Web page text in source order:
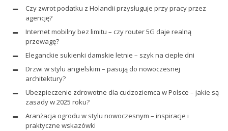
Czy zwrot podatku z Holandii przysługuje przy pracy przez
agencję?
Internet mobilny bez limitu – czy router 5G daje realną
przewagę?
Eleganckie sukienki damskie letnie – szyk na ciepłe dni
Drzwi w stylu angielskim – pasują do nowoczesnej
architektury?
Ubezpieczenie zdrowotne dla cudzoziemca w Polsce – jakie są
zasady w 2025 roku?
Aranżacja ogrodu w stylu nowoczesnym – inspiracje i
praktyczne wskazówki